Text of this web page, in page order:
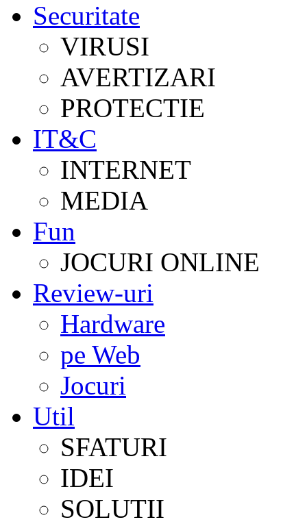
Securitate
VIRUSI
AVERTIZARI
PROTECTIE
IT&C
INTERNET
MEDIA
Fun
JOCURI ONLINE
Review-uri
Hardware
pe Web
Jocuri
Util
SFATURI
IDEI
SOLUTII